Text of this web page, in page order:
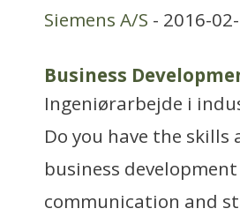
Siemens A/S - 2016-
Business
Ingeniørarbejde i
Do you have the
business
communication and